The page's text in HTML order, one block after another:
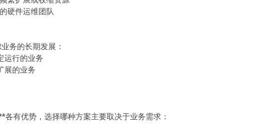
硬件运维团队
务的长期发展：
运行的业务
展的业务
有优势，选择哪种方案主要取决于业务需求：